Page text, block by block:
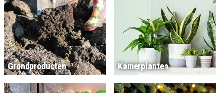
Grondproducten Kamerplanten